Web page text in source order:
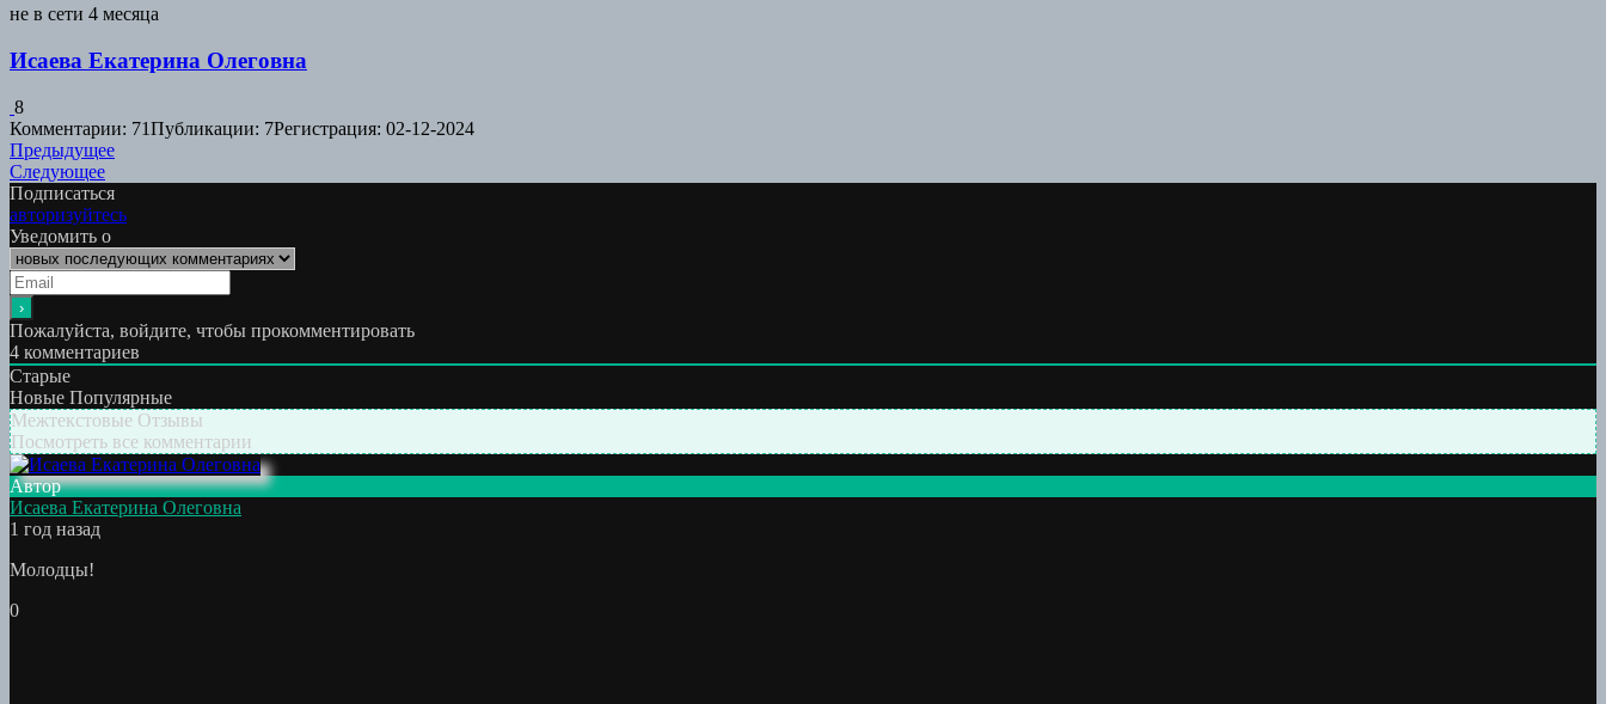
не в сети 4 месяца
Исаева Екатерина Олеговна
8
Комментарии: 71Публикации: 7Регистрация: 02-12-2024
Навигация
по
записям
ПредыдущееПредыдущая
СледующееСледующая
работа:
Подписаться
авторизуйтесь
Уведомить о
Пожалуйста, войдите, чтобы прокомментировать
4 комментариев
Старые
Новые Популярные
Межтекстовые Отзывы
Посмотреть все комментарии
Автор
Исаева Екатерина Олеговна
1 год назад
Молодцы!
0